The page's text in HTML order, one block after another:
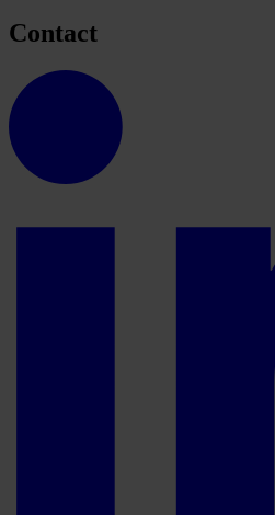
Contact